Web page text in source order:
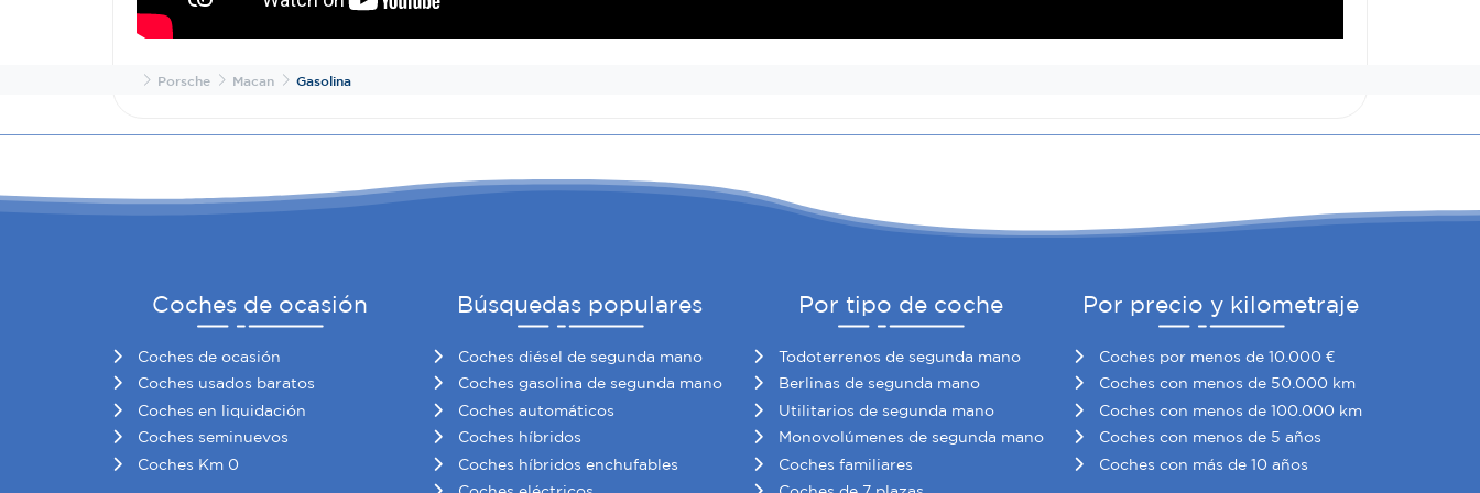
InicioPorsche Macan Gasolina
Coches de ocasión
Coches de ocasión
Coches usados baratos
Coches en liquidación
Coches seminuevos
Coches Km 0
Búsquedas populares
Coches diésel de segunda mano
Coches gasolina de segunda mano
Coches automáticos
Coches híbridos
Coches híbridos enchufables
Por tipo de coche
Todoterrenos de segunda mano
Berlinas de segunda mano
Utilitarios de segunda mano
Monovolúmenes de segunda mano
Coches familiares
Por precio y kilometraje
Coches por menos de 10.000 €
Coches con menos de 50.000 km
Coches con menos de 100.000 km
Coches con menos de 5 años
Coches con más de 10 años